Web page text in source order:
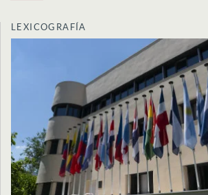
LEXICOGRAFÍA